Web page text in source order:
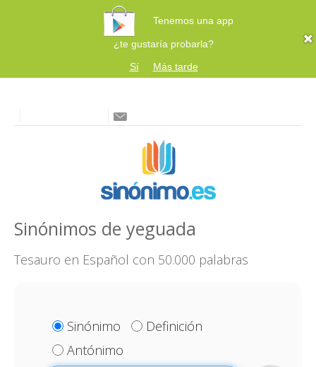
Tenemos una app
¿te gustaría probarla?
Sí
Más tarde
Sinónimos de yeguada
Tesauro en Español con 50.000 palabras
Sinónimo
Definición
Antónimo